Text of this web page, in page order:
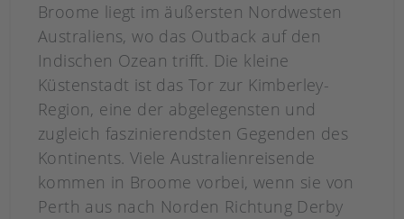
Broome liegt im äußersten Nordwesten
Australiens, wo das Outback auf den
Indischen Ozean trifft. Die kleine
Küstenstadt ist das Tor zur Kimberley-
Region, eine der abgelegensten und
zugleich faszinierendsten Gegenden des
Kontinents. Viele Australienreisende
kommen in Broome vorbei, wenn sie von
Perth aus nach Norden Richtung Derby